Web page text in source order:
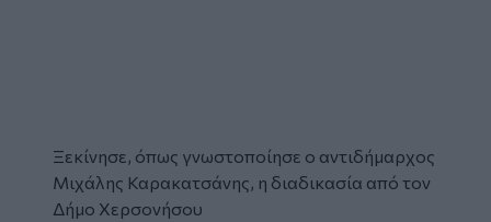
Ξεκίνησε, όπως γνωστοποίησε ο αντιδήμαρχος
Μιχάλης Καρακατσάνης, η διαδικασία από τον
Δήμο Χερσονήσου